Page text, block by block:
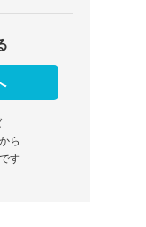
ら
す